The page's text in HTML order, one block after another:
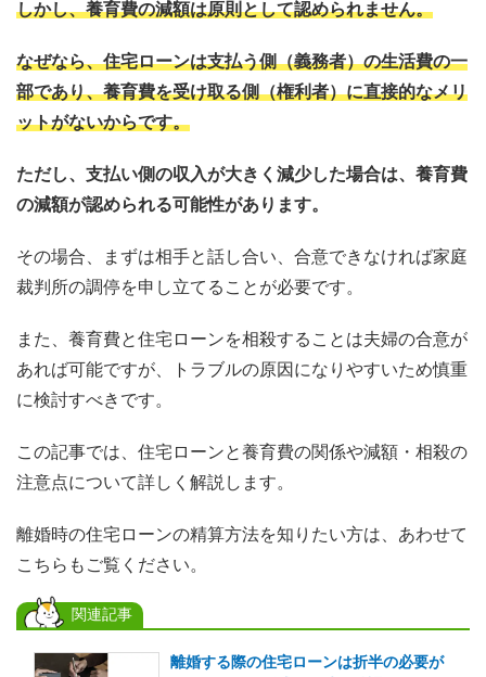
しかし、養育費の減額は原則として認められません。
なぜなら、住宅ローンは支払う側（義務者）の生活費の一
部であり、養育費を受け取る側（権利者）に直接的なメリ
ットがないからです。
ただし、支払い側の収入が大きく減少した場合は、養育費
の減額が認められる可能性があります。
その場合、まずは相手と話し合い、合意できなければ家庭
裁判所の調停を申し立てることが必要です。
また、養育費と住宅ローンを相殺することは夫婦の合意が
あれば可能ですが、トラブルの原因になりやすいため慎重
に検討すべきです。
この記事では、住宅ローンと養育費の関係や減額・相殺の
注意点について詳しく解説します。
離婚時の住宅ローンの精算方法を知りたい方は、あわせて
こちらもご覧ください。
関連記事
離婚する際の住宅ローンは折半の必要が